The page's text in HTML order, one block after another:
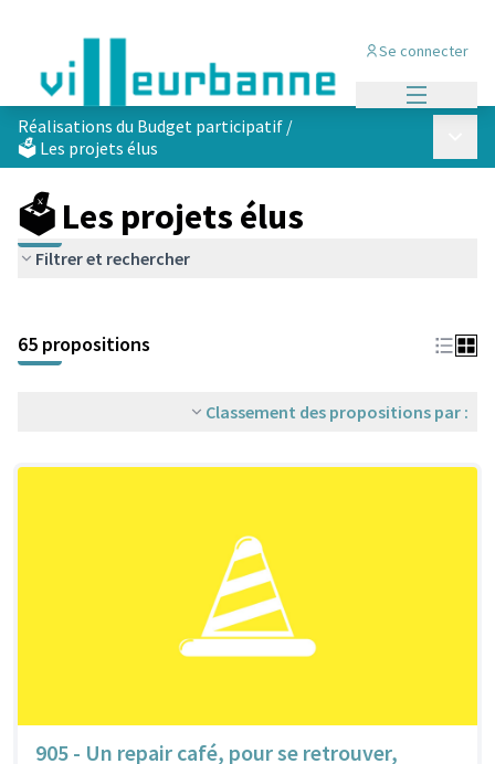
Se connecter
Réalisations du Budget participatif /
🗳️ Les projets élus
🗳️ Les projets élus
Filtrer et rechercher
+
−
65 propositions
Classement des propositions par :
905 - Un repair café, pour se retrouver,